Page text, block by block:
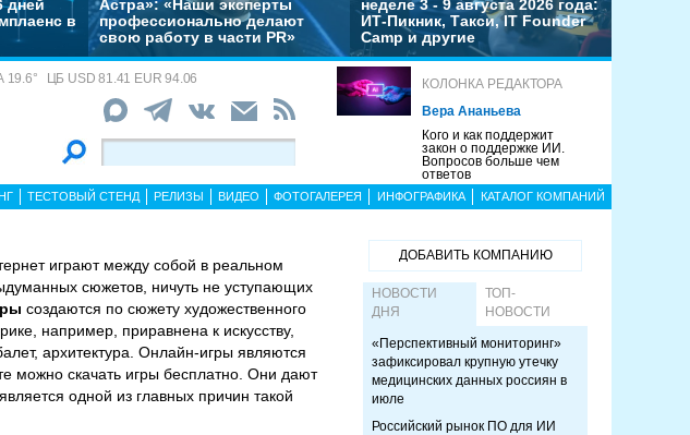
дней
в
Астра»: «Наши эксперты
профессионально делают
свою работу в части PR»
неделе 3 - 9 августа 2026 года:
ИТ-Пикник, Такси, IT Founder
Camp и другие
19.6° ЦБ USD 81.41 EUR 94.06
КОЛОНКА РЕДАКТОРА
Вера Ананьева
Кого и как поддержит
закон о поддержке ИИ.
Вопросов больше чем
ответов
ТЕСТОВЫЙ СТЕНД РЕЛИЗЫ ВИДЕО ФОТОГАЛЕРЕЯ ИНФОГРАФИКА КАТАЛОГ КОМПАНИЙ
играют между собой в реальном
сюжетов, ничуть не уступающих
создаются по сюжету художественного
например, приравнена к искусству,
архитектура. Онлайн-игры являются
можно скачать игры бесплатно. Они дают
одной из главных причин такой
ДОБАВИТЬ КОМПАНИЮ
НОВОСТИ
ДНЯ
ТОП-
НОВОСТИ
«Перспективный мониторинг»
зафиксировал крупную утечку
медицинских данных россиян в
июле
Российский рынок ПО для ИИ